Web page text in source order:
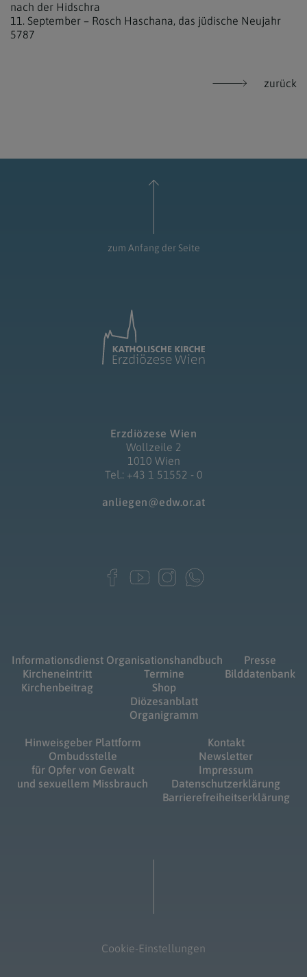
nach der Hidschra
11. September – Rosch Haschana, das jüdische Neujahr
5787
zurück
zum Anfang der Seite
Erzdiözese Wien
Wollzeile 2
1010 Wien
Tel.: +43 1 51552 - 0
anliegen@edw.or.at
Informationsdienst
Kircheneintritt
Kirchenbeitrag
Organisationshandbuch
Termine
Shop
Diözesanblatt
Organigramm
Presse
Bilddatenbank
Hinweisgeber Plattform
Ombudsstelle
für Opfer von Gewalt
und sexuellem Missbrauch
Kontakt
Newsletter
Impressum
Datenschutzerklärung
Barrierefreiheitserklärung
Cookie-Einstellungen